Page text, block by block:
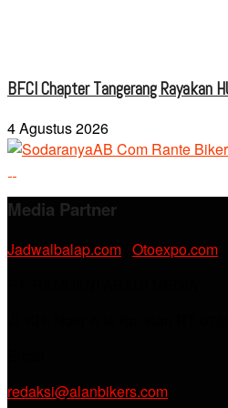
BFCI Chapter Tangerang Rayakan
4 Agustus 2026
Media Partner
Jadwalbalap.com Otoexpo.com
redaksi@alanbikers.com